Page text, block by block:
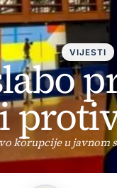
VIJESTI
korupcije u javnom